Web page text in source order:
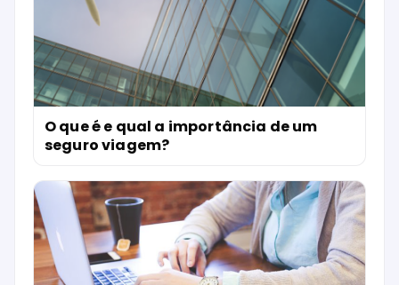
O que é e qual a importância de um
seguro viagem?